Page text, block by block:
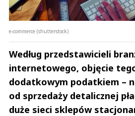
e-commerce (shutterstock)
Według przedstawicieli
internetowego, objęcie
dodatkowym podatkiem –
od sprzedaży detalicznej
duże sieci sklepów